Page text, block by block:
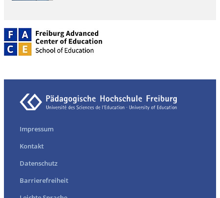
Impressum
Kontakt
Datenschutz
Barrierefreiheit